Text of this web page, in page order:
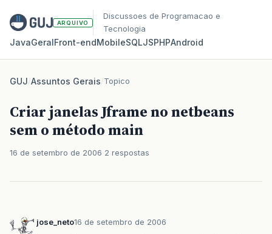
ARQUIVO
Discussoes de Programacao e
Tecnologia
JavaGeralFront‑endMobileSQLJSPHPAndroid
GUJ/Assuntos Gerais/Topico
Criar janelas Jframe no netbeans
sem o método main
16 de setembro de 2006 2 respostas
jose_neto16 de setembro de 2006